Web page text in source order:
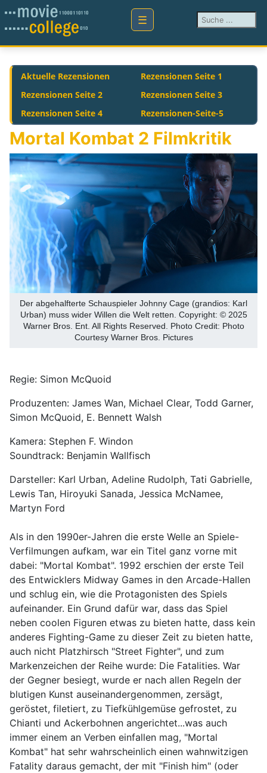
Suchen ...
Aktuelle Rezensionen
Rezensionen Seite 1
Rezensionen Seite 2
Rezensionen Seite 3
Rezensionen Seite 4
Rezensionen-Seite-5
Mortal Kombat 2 Filmkritik
Der abgehalfterte Schauspieler Johnny Cage (grandios: Karl
Urban) muss wider Willen die Welt retten. Copyright: © 2025
Warner Bros. Ent. All Rights Reserved. Photo Credit: Photo
Courtesy Warner Bros. Pictures
Regie: Simon McQuoid
Produzenten: James Wan, Michael Clear, Todd Garner,
Simon McQuoid, E. Bennett Walsh
Kamera: Stephen F. Windon
Soundtrack: Benjamin Wallfisch
Darsteller: Karl Urban, Adeline Rudolph, Tati Gabrielle,
Lewis Tan, Hiroyuki Sanada, Jessica McNamee,
Martyn Ford
Als in den 1990er-Jahren die erste Welle an Spiele-
Verfilmungen aufkam, war ein Titel ganz vorne mit
dabei: "Mortal Kombat". 1992 erschien der erste Teil
des Entwicklers Midway Games in den Arcade-Hallen
und schlug ein, wie die Protagonisten des Spiels
aufeinander. Ein Grund dafür war, dass das Spiel
neben coolen Figuren etwas zu bieten hatte, dass kein
anderes Fighting-Game zu dieser Zeit zu bieten hatte,
auch nicht Platzhirsch "Street Fighter", und zum
Markenzeichen der Reihe wurde: Die Fatalities. War
der Gegner besiegt, wurde er nach allen Regeln der
blutigen Kunst auseinandergenommen, zersägt,
geröstet, filetiert, zu Tiefkühlgemüse gefrostet, zu
Chianti und Ackerbohnen angerichtet...was auch
immer einem an Verben einfallen mag, "Mortal
Kombat" hat sehr wahrscheinlich einen wahnwitzigen
Fatality daraus gemacht, der mit "Finish him" (oder